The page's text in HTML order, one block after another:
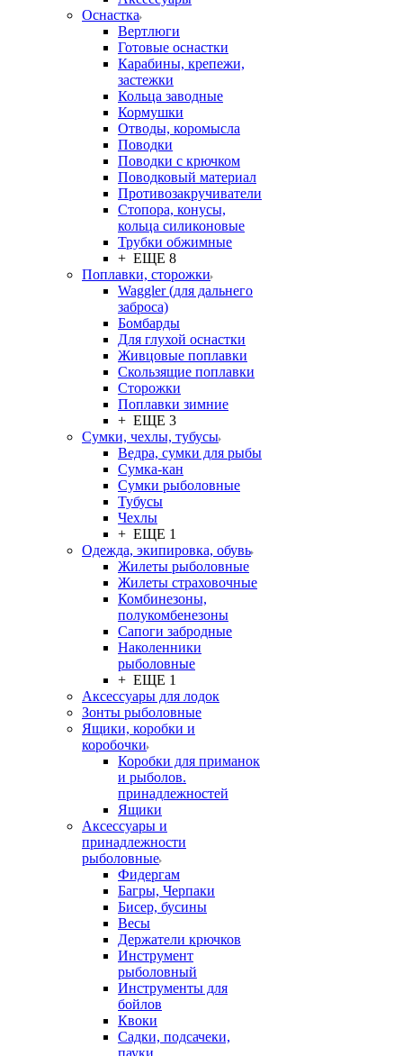
Оснастка
Вертлюги
Готовые оснастки
Карабины, крепежи,
застежки
Кольца заводные
Кормушки
Отводы, коромысла
Поводки
Поводки с крючком
Поводковый материал
Противозакручиватели
Стопора, конусы,
кольца силиконовые
Трубки обжимные
+ ЕЩЕ 8
Поплавки, сторожки
Waggler (для дальнего
заброса)
Бомбарды
Для глухой оснастки
Живцовые поплавки
Скользящие поплавки
Сторожки
Поплавки зимние
+ ЕЩЕ 3
Сумки, чехлы, тубусы
Ведра, сумки для рыбы
Сумка-кан
Сумки рыболовные
Тубусы
Чехлы
+ ЕЩЕ 1
Одежда, экипировка, обувь
Жилеты рыболовные
Жилеты страховочные
Комбинезоны,
полукомбенезоны
Сапоги забродные
Наколенники
рыболовные
+ ЕЩЕ 1
Аксессуары для лодок
Зонты рыболовные
Ящики, коробки и
коробочки
Коробки для приманок
и рыболов.
принадлежностей
Ящики
Аксессуары и
принадлежности
рыболовные
Фидергам
Багры, Черпаки
Бисер, бусины
Весы
Держатели крючков
Инструмент
рыболовный
Инструменты для
бойлов
Квоки
Садки, подсачеки,
пауки